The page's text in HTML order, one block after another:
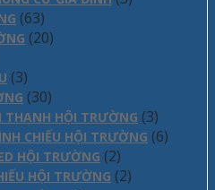
(63)
(20)
(3)
(30)
THANH HỘI TRƯỜNG (3)
CHIẾU HỘI TRƯỜNG (6)
HỘI TRƯỜNG (2)
HỘI TRƯỜNG (2)